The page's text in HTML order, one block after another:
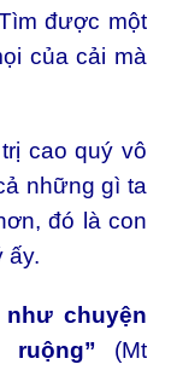
được một
của cải mà
cao quý vô
những gì ta
đó là con
ấy.
chuyện
(Mt